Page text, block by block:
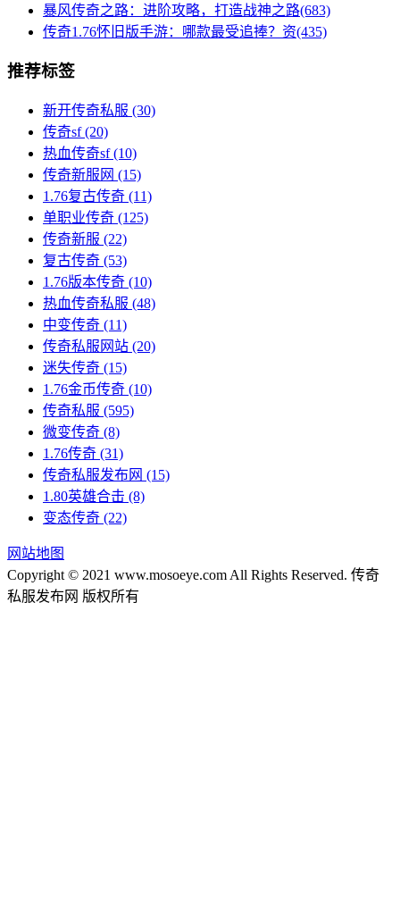
暴风传奇之路：进阶攻略，打造战神之路(683)
传奇1.76怀旧版手游：哪款最受追捧？资(435)
推荐标签
新开传奇私服 (30)
传奇sf(20)
热血传奇sf(10)
传奇新服网 (15)
1.76复古传奇 (11)
单职业传奇 (125)
传奇新服 (22)
复古传奇 (53)
1.76版本传奇 (10)
热血传奇私服 (48)
中变传奇 (11)
传奇私服网站 (20)
迷失传奇 (15)
1.76金币传奇 (10)
传奇私服 (595)
微变传奇 (8)
1.76传奇 (31)
传奇私服发布网 (15)
1.80英雄合击 (8)
变态传奇 (22)
网站地图
Copyright © 2021 www.mosoeye.com All Rights Reserved. 传奇
私服发布网 版权所有